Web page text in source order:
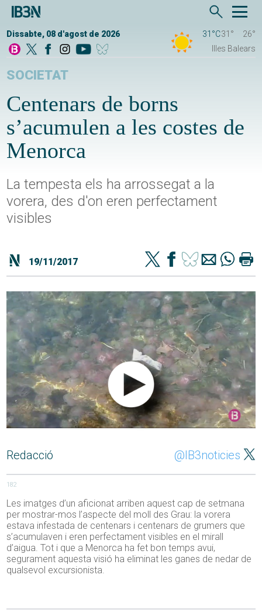
Dissabte, 08 d'agost de 2026 31°C31°
26°
Illes Balears
SOCIETAT
Centenars de borns
s’acumulen a les costes de
Menorca
La tempesta els ha arrossegat a la
vorera, des d'on eren perfectament
visibles
19/11/2017
Redacció @IB3noticies
182
Les imatges d’un aficionat arriben aquest cap de setmana
per mostrar-mos l’aspecte del moll des Grau: la vorera
estava infestada de centenars i centenars de grumers que
s’acumulaven i eren perfectament visibles en el mirall
d’aigua. Tot i que a Menorca ha fet bon temps avui,
segurament aquesta visió ha eliminat les ganes de nedar de
qualsevol excursionista.